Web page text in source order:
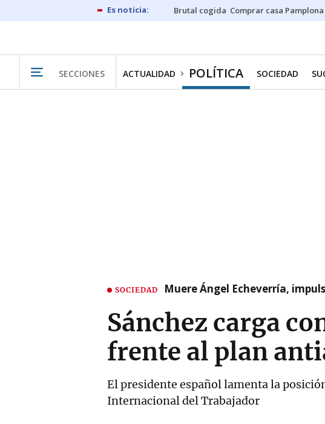
Brutal cogida Comprar casa Pamplona
SECCIONES ACTUALIDAD POLÍTICA SOCIEDAD
SOCIEDAD Muere Ángel Echeverría,
Sánchez carga
frente al plan
El presidente español lamenta la
Internacional del Trabajador